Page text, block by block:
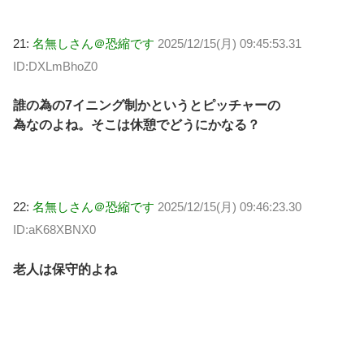
21: 名無しさん＠恐縮です 2025/12/15(月) 09:45:53.31
ID:DXLmBhoZ0
誰の為の7イニング制かというとピッチャーの
為なのよね。そこは休憩でどうにかなる？
22: 名無しさん＠恐縮です 2025/12/15(月) 09:46:23.30
ID:aK68XBNX0
老人は保守的よね